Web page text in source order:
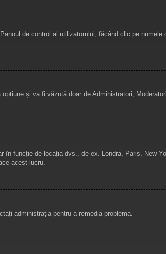
de control al utilizatorului; făcând clic pe
opțiune și va fi văzută doar de Administratori,
funcție de locația dvs., de ex. Londra, Paris, New
acest lucru.
administrația pentru a remedia problema.